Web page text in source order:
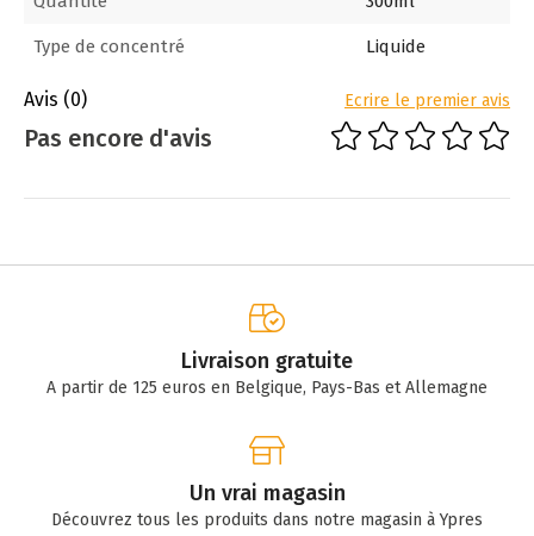
Type de concentré Liquide
Avis (0) Ecrire le premier avis
Pas encore d'avis
Livraison gratuite
A partir de 125 euros en Belgique, Pays-Bas et Allemagne
Un vrai magasin
Découvrez tous les produits dans notre magasin à Ypres